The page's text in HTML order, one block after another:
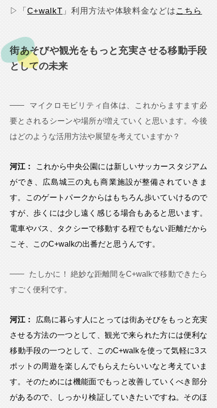
▷「C+walkT 」利用方法や体験料金などは こちら
街あそびや観光をもっと充実させる移動手段
としての未来
マイクロモビリティ自体は、これからますます必
要とされるシーンや場所が増えていくと思います。今後
はどのような活用方法や展望を考えていますか？
河江：
これから中央公園には新しいサッカースタジアム
ができ、広島城三の丸も商業施設が整備されていきま
す。このゲートパークからはもちろん歩いていけるので
すが、歩くには少し遠く感じる場合もあると思います。
電車やバス、タクシーで移動する程でもない距離だから
こそ、このC+walkの出番だと思うんです。
たしかに！ 絶妙な距離間をC+walkで移動できたら
すごく便利です。
河江：
広島に暮らす人にとっては街あそびをもっと充実
させる方法の一つとして、観光で来られた方には便利な
移動手段の一つとして、このC+walkを使って気軽に3ス
ポットの周遊を楽しんでもらえたらいいなと考えていま
す。そのためには機能面でもっと改善していくべき部分
があるので、しっかり検証していきたいですね。そのほ